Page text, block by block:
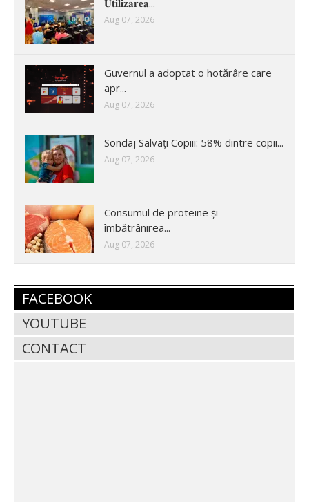
𝐔𝐭𝐢𝐥𝐢𝐳𝐚𝐫𝐞𝐚...
Aug 07, 2026
Guvernul a adoptat o hotărâre care
apr...
Aug 07, 2026
Sondaj Salvați Copiii: 58% dintre copii...
Aug 07, 2026
Consumul de proteine și
îmbătrânirea...
Aug 07, 2026
FACEBOOK
YOUTUBE
CONTACT